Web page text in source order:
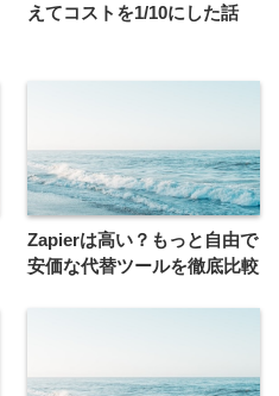
えてコストを1/10にした話
Zapierは高い？もっと自由で
安価な代替ツールを徹底比較